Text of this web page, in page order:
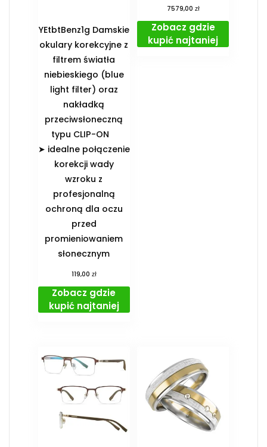
YEtbtBenz1g Damskie
okulary korekcyjne z
filtrem światła
niebieskiego (blue
light filter) oraz
nakładką
przeciwsłoneczną
typu CLIP-ON
➤ idealne połączenie
korekcji wady
wzroku z
profesjonalną
ochroną dla oczu
przed
promieniowaniem
słonecznym
119,00 zł
Zobacz gdzie
kupić najtaniej
7579,00 zł
Zobacz gdzie
kupić najtaniej